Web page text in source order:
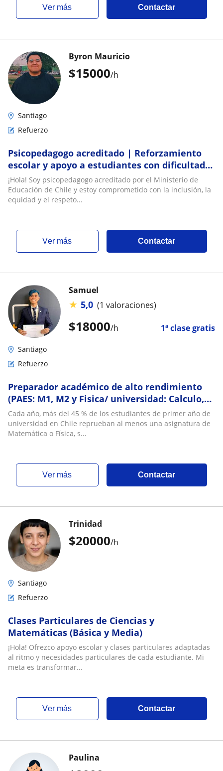
ver más Contactar
$15000/h
Byron Mauricio
Santiago
Refuerzo
Psicopedagogo acreditado | Reforzamiento
escolar y apoyo a estudiantes con dificultades
de aprendizaje
¡Hola! Soy psicopedagogo acreditado por el Ministerio de
Educación de Chile y estoy comprometido con la inclusión, la
equidad y el respeto...
ver más Contactar
$18000/h 1ª clase gratis
Samuel
★ 5,0 (1 valoraciones)
Santiago
Refuerzo
Preparador académico de alto rendimiento
(PAES: M1, M2 y Fisica/ universidad: Calculo,
Algebra y Fisica)
Cada año, más del 45 % de los estudiantes de primer año de
universidad en Chile reprueban al menos una asignatura de
Matemática o Física, s...
ver más Contactar
$20000/h
Trinidad
Santiago
Refuerzo
Clases Particulares de Ciencias y
Matemáticas (Básica y Media)
¡Hola! Ofrezco apoyo escolar y clases particulares adaptadas
al ritmo y necesidades particulares de cada estudiante. Mi
meta es transformar...
ver más Contactar
Paulina